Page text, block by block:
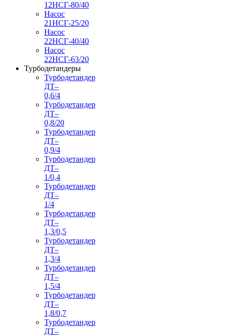
12НСГ-80/40
Насос
21НСГ-25/20
Насос
22НСГ-40/40
Насос
22НСГ-63/20
Турбодетандеры
Турбодетандер
ДТ–
0,6/4
Турбодетандер
ДТ–
0,8/20
Турбодетандер
ДТ–
0,9/4
Турбодетандер
ДТ–
1/0,4
Турбодетандер
ДТ–
1/4
Турбодетандер
ДТ–
1,3/0,5
Турбодетандер
ДТ–
1,3/4
Турбодетандер
ДТ–
1,5/4
Турбодетандер
ДТ–
1,8/0,7
Турбодетандер
ДТ–